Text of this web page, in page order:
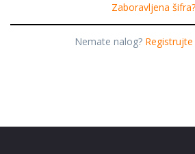
Zaboravljena šifra?
Nemate nalog?